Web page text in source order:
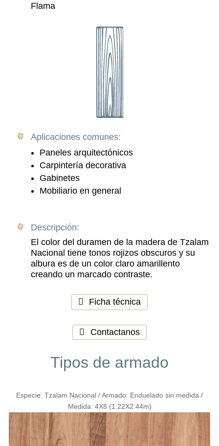
Flama
Aplicaciones comunes:
Paneles arquitectónicos
Carpintería decorativa
Gabinetes
Mobiliario en general
Descripción:
El color del duramen de la madera de Tzalam
Nacional tiene tonos rojizos obscuros y su
albura es de un color claro amarillento
creando un marcado contraste.
Ficha técnica
Contactanos
Tipos de armado
Especie: Tzalam Nacional / Armado: Enduelado sin medida /
Medida: 4X8 (1.22X2.44m)